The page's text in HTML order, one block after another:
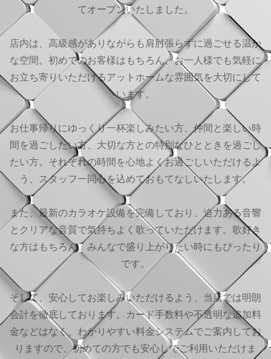
てオープンいたしました。
店内は、高級感がありながらも肩肘張らずに過ごせる温か
な空間。初めてのお客様はもちろん、お一人様でも気軽に
お立ち寄りいただけるアットホームな雰囲気を大切にして
います。
お仕事帰りにゆっくり一杯楽しみたい方、仲間と楽しい時
間を過ごしたい方、大切な方との特別なひとときを過ごし
たい方。それぞれの時間を心地よくお過ごしいただけるよ
う、スタッフ一同心を込めておもてなしいたします。
また、最新のカラオケ設備を完備しており、迫力ある音響
とクリアな音質で気持ちよく歌っていただけます。歌好き
な方はもちろん、みんなで盛り上がりたい時にもぴったり
です。
そして、安心してお楽しみいただけるよう、当店では明朗
会計を徹底しております。カード手数料や不透明な追加料
金などはなく、わかりやすい料金システムでご案内してお
りますので、初めての方でも安心してご利用いただけま